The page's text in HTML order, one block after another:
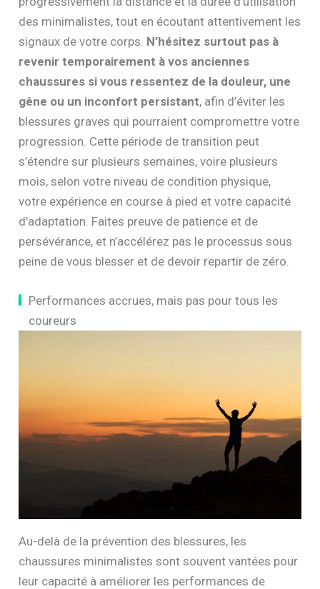
des minimalistes, tout en écoutant attentivement les
signaux de votre corps. N’hésitez surtout pas à
revenir temporairement à vos anciennes
chaussures si vous ressentez de la douleur, une
gêne ou un inconfort persistant, afin d’éviter les
blessures graves qui pourraient compromettre votre
progression. Cette période de transition peut
s’étendre sur plusieurs semaines, voire plusieurs
mois, selon votre niveau de condition physique,
votre expérience en course à pied et votre capacité
d’adaptation. Faites preuve de patience et de
persévérance, et n’accélérez pas le processus sous
peine de vous blesser et de devoir repartir de zéro.
Performances accrues, mais pas pour tous les
coureurs
Au-delà de la prévention des blessures, les
chaussures minimalistes sont souvent vantées pour
leur capacité à améliorer les performances de